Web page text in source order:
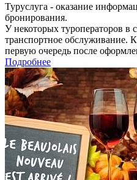
Туруслуга - оказание
бронирования.
У некоторых туроператоров в
транспортное обслуживание.
первую очередь после
Подробнее